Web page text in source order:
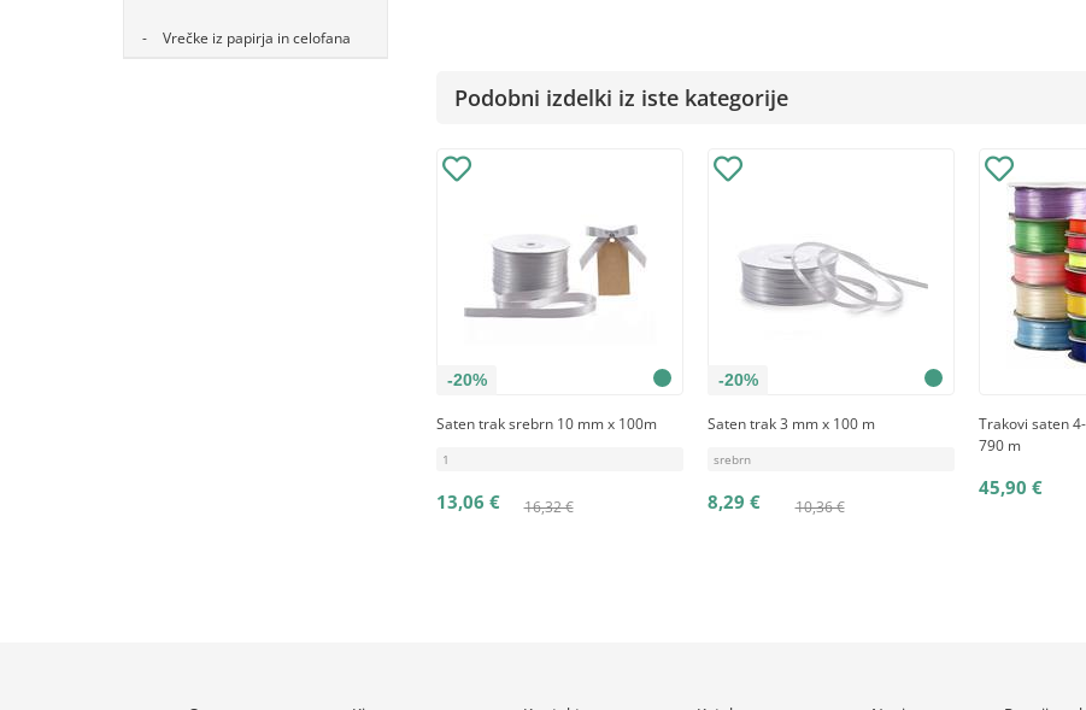
Vrečke iz papirja in celofana
Podobni izdelki iz iste kategorije
-20%
Saten trak srebrn 10 mm x 100m
1
16,32 €
13,06 €
-20%
Saten trak 3 mm x 100 m
srebrn
10,36 €
8,29 €
Trakovi saten
790 m
45,90 €